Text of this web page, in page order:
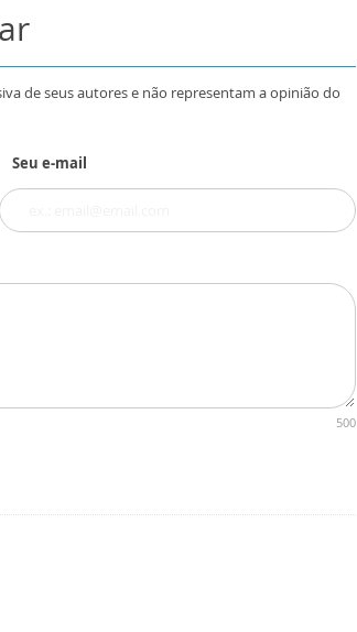
de seus autores e não representam a opinião do
Seu e-mail
500